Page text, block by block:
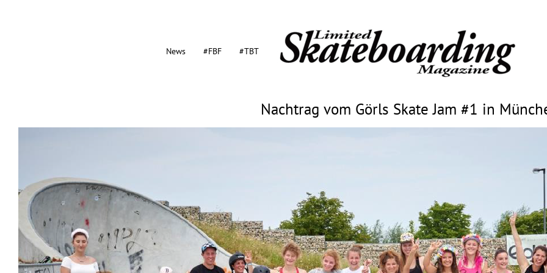
News #FBF #TBT
Nachtrag vom Görls Skate Jam #1 in